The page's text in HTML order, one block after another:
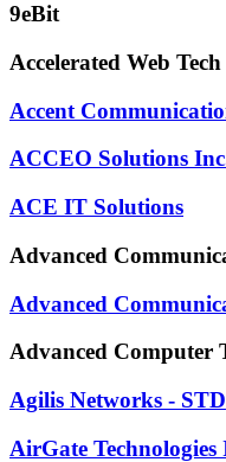
9eBit
Accelerated Web Tech
Accent
ACCEO Solutions
ACE IT Solutions
Advanced
Advanced
Advanced Computer
Agilis Networks - STD
AirGate Technologies